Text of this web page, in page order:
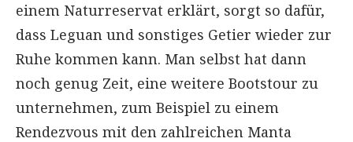
einem Naturreservat erklärt, sorgt so dafür,
dass Leguan und sonstiges Getier wieder zur
Ruhe kommen kann. Man selbst hat dann
noch genug Zeit, eine weitere Bootstour zu
unternehmen, zum Beispiel zu einem
Rendezvous mit den zahlreichen Manta